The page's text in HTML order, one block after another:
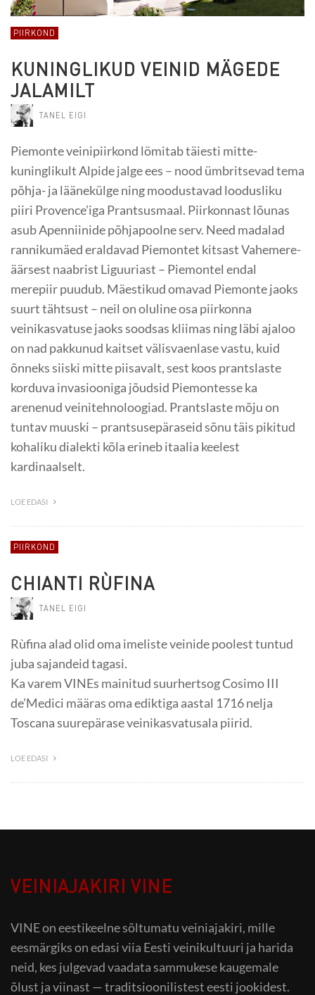
PIIRKOND
KUNINGLIKUD VEINID MÄGEDE
JALAMILT
TANEL EIGI
Piemonte veinipiirkond lömitab täiesti mitte-
kuninglikult Alpide jalge ees – nood ümbritsevad tema
põhja- ja läänekülge ning moodustavad loodusliku
piiri Provence’iga Prantsusmaal. Piirkonnast lõunas
asub Apenniinide põhjapoolne serv. Need madalad
rannikumäed eraldavad Piemontet kitsast Vahemere-
äärsest naabrist Liguuriast – Piemontel endal
merepiir puudub. Mäestikud omavad Piemonte jaoks
suurt tähtsust – neil on oluline osa piirkonna
veinikasvatuse jaoks soodsas kliimas ning läbi ajaloo
on nad pakkunud kaitset välisvaenlase vastu, kuid
õnneks siiski mitte piisavalt, sest koos prantslaste
korduva invasiooniga jõudsid Piemontesse ka
arenenud veinitehnoloogiad. Prantslaste mõju on
tuntav muuski – prantsusepäraseid sõnu täis pikitud
kohaliku dialekti kõla erineb itaalia keelest
kardinaalselt.
LOE EDASI
PIIRKOND
CHIANTI RÙFINA
TANEL EIGI
Rùfina alad olid oma imeliste veinide poolest tuntud
juba sajandeid tagasi.
Ka varem VINEs mainitud suurhertsog Cosimo III
de’Medici määras oma ediktiga aastal 1716 nelja
Toscana suurepärase veinikasvatusala piirid.
LOE EDASI
VEINIAJAKIRI VINE
VINE on eestikeelne sõltumatu veiniajakiri, mille
eesmärgiks on edasi viia Eesti veinikultuuri ja harida
neid, kes julgevad vaadata sammukese kaugemale
õlust ja viinast — traditsioonilistest eesti jookidest.